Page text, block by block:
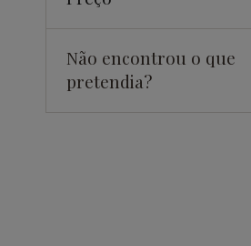
Não encontrou o que
pretendia?